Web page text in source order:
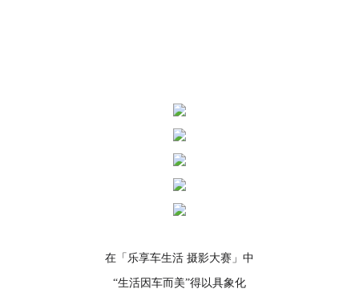
在「乐享车生活 摄影大赛」中
“生活因车而美”得以具象化